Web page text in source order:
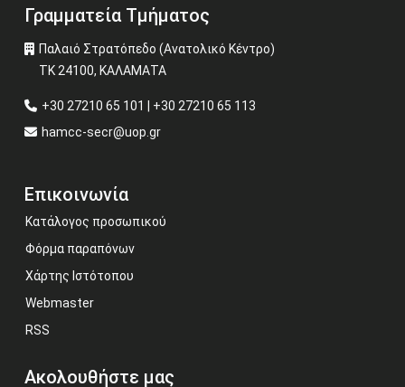
Γραμματεία Τμήματος
Παλαιό Στρατόπεδο (Ανατολικό Κέντρο)
ΤΚ 24100, ΚΑΛΑΜΑΤΑ
+30 27210 65 101 | +30 27210 65 113
hamcc-secr@uop.gr
Επικοινωνία
Κατάλογος προσωπικού
Φόρμα παραπόνων
Χάρτης Ιστότοπου
Webmaster
RSS
Ακολουθήστε μας